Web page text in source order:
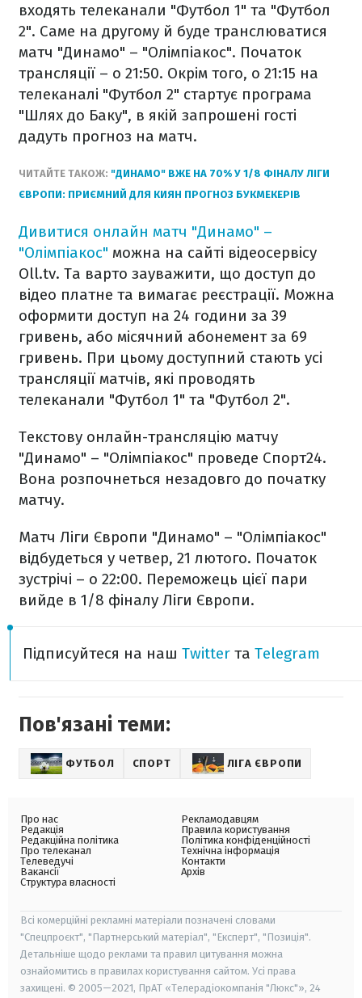
входять телеканали "Футбол 1" та "Футбол
2". Саме на другому й буде транслюватися
матч "Динамо" – "Олімпіакос". Початок
трансляції – о 21:50. Окрім того, о 21:15 на
телеканалі "Футбол 2" стартує програма
"Шлях до Баку", в якій запрошені гості
дадуть прогноз на матч.
ЧИТАЙТЕ ТАКОЖ: "ДИНАМО" ВЖЕ НА 70% У 1/8 ФІНАЛУ ЛІГИ
ЄВРОПИ: ПРИЄМНИЙ ДЛЯ КИЯН ПРОГНОЗ БУКМЕКЕРІВ
Дивитися онлайн матч "Динамо" –
"Олімпіакос" можна на сайті відеосервісу
Oll.tv. Та варто зауважити, що доступ до
відео платне та вимагає реєстрації. Можна
оформити доступ на 24 години за 39
гривень, або місячний абонемент за 69
гривень. При цьому доступний стають усі
трансляції матчів, які проводять
телеканали "Футбол 1" та "Футбол 2".
Текстову онлайн-трансляцію матчу
"Динамо" – "Олімпіакос" проведе Спорт24.
Вона розпочнеться незадовго до початку
матчу.
Матч Ліги Європи "Динамо" – "Олімпіакос"
відбудеться у четвер, 21 лютого. Початок
зустрічі – о 22:00. Переможець цієї пари
вийде в 1/8 фіналу Ліги Європи.
Підписуйтеся на наш Twitter та Telegram
Пов'язані теми:
ФУТБОЛ СПОРТ ЛІГА ЄВРОПИ
Про нас
Редакція
Редакційна політика
Про телеканал
Телеведучі
Вакансії
Структура власності
Рекламодавцям
Правила користування
Політика конфіденційності
Технічна інформація
Контакти
Архів
Всі комерційні рекламні матеріали позначені словами
"Спецпроєкт", "Партнерський матеріал", "Експерт", "Позиція".
Детальніше щодо реклами та правил цитування можна
ознайомитись в правилах користування сайтом. Усі права
захищені. © 2005—2021, ПрАТ «Телерадіокомпанія "Люкс"», 24